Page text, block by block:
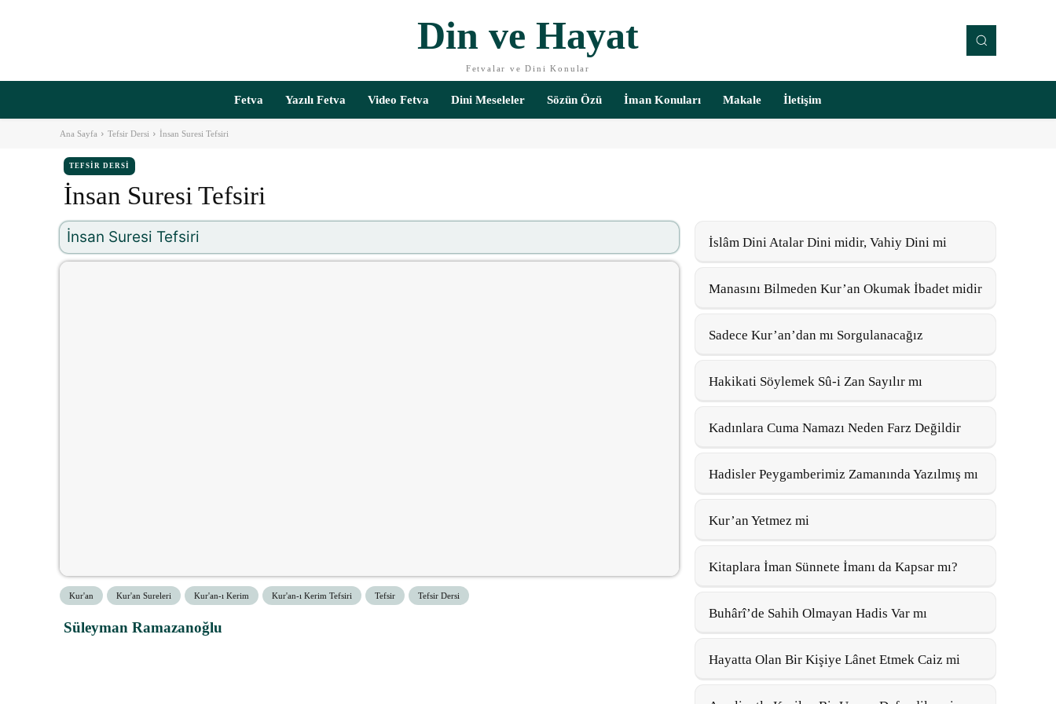
Din ve Hayat
Fetvalar ve Dini Konular
Fetva Yazılı Fetva Video Fetva Dini Meseleler Sözün Özü İman Konuları Makale İletişim
Ana Sayfa Tefsir Dersi İnsan Suresi Tefsiri
TEFSIR DERSI
İnsan Suresi Tefsiri
İnsan Suresi Tefsiri
Kur'an Kur'an Sureleri Kur'an-ı Kerim Kur'an-ı Kerim Tefsiri Tefsir Tefsir Dersi
Süleyman Ramazanoğlu
İslâm Dini Atalar Dini midir, Vahiy Dini mi
Manasını Bilmeden Kur’an Okumak İbadet midir
Sadece Kur’an’dan mı Sorgulanacağız
Hakikati Söylemek Sû-i Zan Sayılır mı
Kadınlara Cuma Namazı Neden Farz Değildir
Hadisler Peygamberimiz Zamanında Yazılmış mı
Kur’an Yetmez mi
Kitaplara İman Sünnete İmanı da Kapsar mı?
Buhârî’de Sahih Olmayan Hadis Var mı
Hayatta Olan Bir Kişiye Lânet Etmek Caiz mi